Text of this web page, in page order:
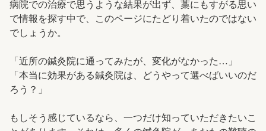
病院での治療で思うような結果が出ず、藁にもすがる思い
で情報を探す中で、このページにたどり着いたのではない
でしょうか。
「近所の鍼灸院に通ってみたが、変化がなかった…」
「本当に効果がある鍼灸院は、どうやって選べばいいのだ
ろう？」
もしそう感じているなら、一つだけ知っていただきたいこ